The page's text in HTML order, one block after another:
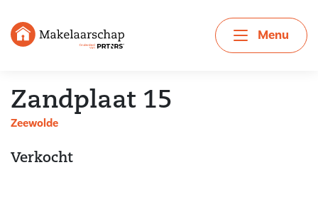
Menu
Zandplaat 15
Zeewolde
Verkocht